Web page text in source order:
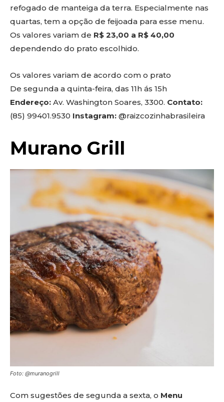
refogado de manteiga da terra. Especialmente nas
quartas, tem a opção de feijoada para esse menu.
Os valores variam de R$ 23,00 a R$ 40,00
dependendo do prato escolhido.
Os valores variam de acordo com o prato
De segunda a quinta-feira, das 11h ás 15h
Endereço: Av. Washington Soares, 3300. Contato:
(85) 99401.9530 Instagram: @raizcozinhabrasileira
Murano Grill
Foto: @muranogrill
Com sugestões de segunda a sexta, o Menu